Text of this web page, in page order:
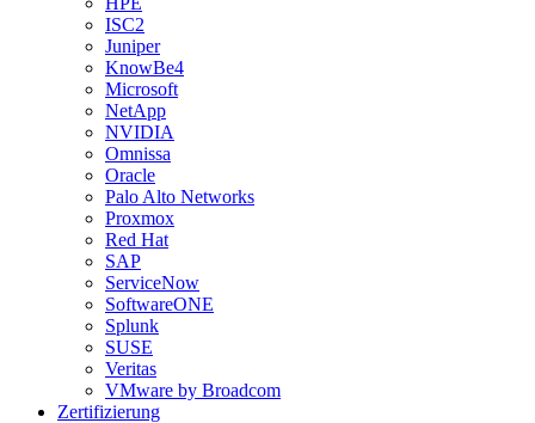
ISC2
Juniper
KnowBe4
Microsoft
NetApp
NVIDIA
Omnissa
Oracle
Palo Alto Networks
Proxmox
Red Hat
SAP
ServiceNow
SoftwareONE
Splunk
SUSE
Veritas
VMware by Broadcom
Zertifizierung